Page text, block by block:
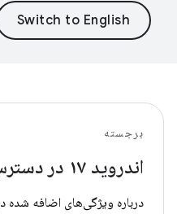
برجسته
اندروید ۱۷ در دسترس است!